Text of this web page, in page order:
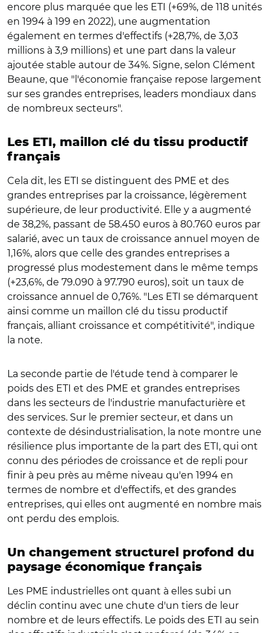
encore plus marquée que les ETI (+69%, de 118 unités
en 1994 à 199 en 2022), une augmentation
également en termes d'effectifs (+28,7%, de 3,03
millions à 3,9 millions) et une part dans la valeur
ajoutée stable autour de 34%. Signe, selon Clément
Beaune, que "l'économie française repose largement
sur ses grandes entreprises, leaders mondiaux dans
de nombreux secteurs".
Les ETI, maillon clé du tissu productif
français
Cela dit, les ETI se distinguent des PME et des
grandes entreprises par la croissance, légèrement
supérieure, de leur productivité. Elle y a augmenté
de 38,2%, passant de 58.450 euros à 80.760 euros par
salarié, avec un taux de croissance annuel moyen de
1,16%, alors que celle des grandes entreprises a
progressé plus modestement dans le même temps
(+23,6%, de 79.090 à 97.790 euros), soit un taux de
croissance annuel de 0,76%. "Les ETI se démarquent
ainsi comme un maillon clé du tissu productif
français, alliant croissance et compétitivité", indique
la note.
La seconde partie de l'étude tend à comparer le
poids des ETI et des PME et grandes entreprises
dans les secteurs de l'industrie manufacturière et
des services. Sur le premier secteur, et dans un
contexte de désindustrialisation, la note montre une
résilience plus importante de la part des ETI, qui ont
connu des périodes de croissance et de repli pour
finir à peu près au même niveau qu'en 1994 en
termes de nombre et d'effectifs, et des grandes
entreprises, qui elles ont augmenté en nombre mais
ont perdu des emplois.
Un changement structurel profond du
paysage économique français
Les PME industrielles ont quant à elles subi un
déclin continu avec une chute d'un tiers de leur
nombre et de leurs effectifs. Le poids des ETI au sein